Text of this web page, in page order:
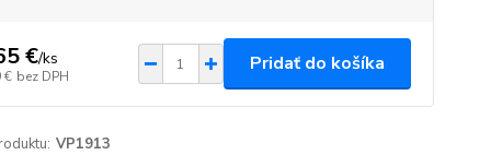
€/ks
€ bez DPH
Pridať do košíka
VP1913